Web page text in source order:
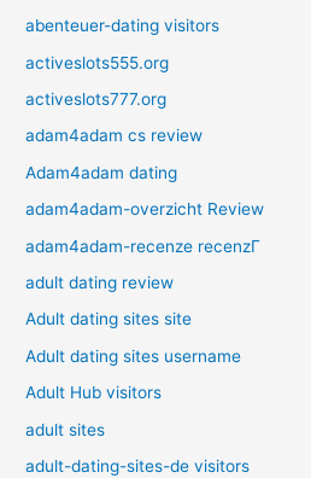
abenteuer-dating visitors
activeslots555.org
activeslots777.org
adam4adam cs review
Adam4adam dating
adam4adam-overzicht Review
adam4adam-recenze recenzГ­
adult dating review
Adult dating sites site
Adult dating sites username
Adult Hub visitors
adult sites
adult-dating-sites-de visitors